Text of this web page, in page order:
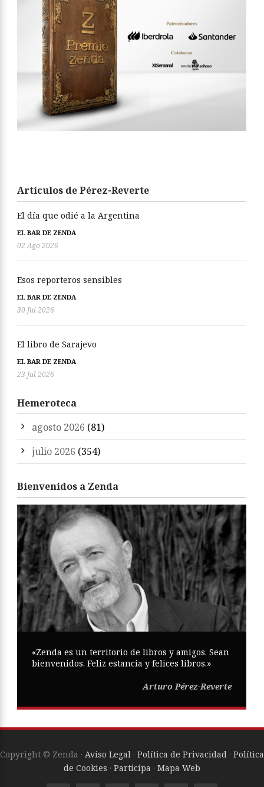
Artículos de Pérez-Reverte
El día que odié a la Argentina
EL BAR DE ZENDA
02 Ago 2026
Esos reporteros sensibles
EL BAR DE ZENDA
30 Jul 2026
El libro de Sarajevo
EL BAR DE ZENDA
23 Jul 2026
Hemeroteca
agosto 2026 (81)
julio 2026 (354)
Bienvenidos a Zenda
«Zenda es un territorio de libros y amigos. Sean
bienvenidos. Feliz estancia y felices libros.»
Arturo Pérez-Reverte
Copyright © Zenda · Aviso Legal · Política de Privacidad · Política
de Cookies · Participa · Mapa Web